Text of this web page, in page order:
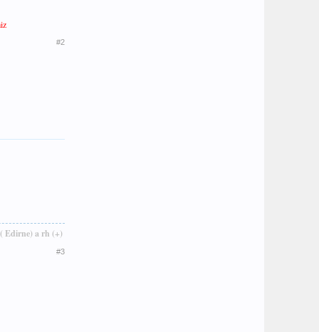
#2
Edirne) a rh (+)
#3